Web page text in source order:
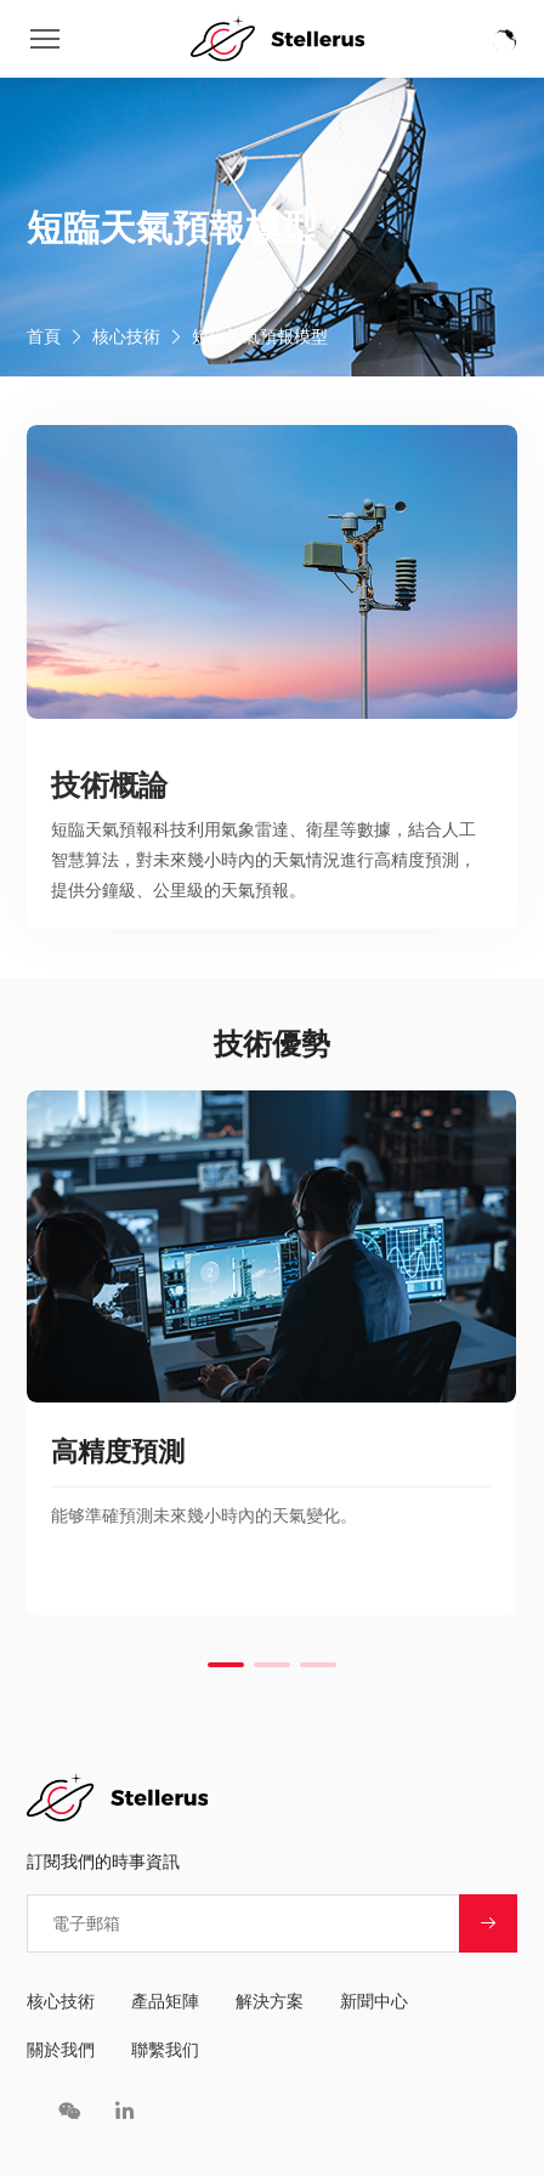
首頁 核心技術 短臨天氣預報模型
短臨天氣預報模型
技術概論
短臨天氣預報科技利用氣象雷達、衛星等數據，結合人工
智慧算法，對未來幾小時內的天氣情況進行高精度預測，
提供分鐘級、公里級的天氣預報。
技術優勢
高精度預測
能够準確預測未來幾小時內的天氣變化。
訂閱我們的時事資訊
核心技術 產品矩陣 解決方案 新聞中心
關於我們 聯繫我们